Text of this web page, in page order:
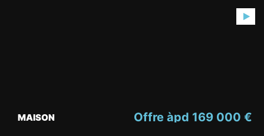
Offre àpd 169 000 €
MAISON